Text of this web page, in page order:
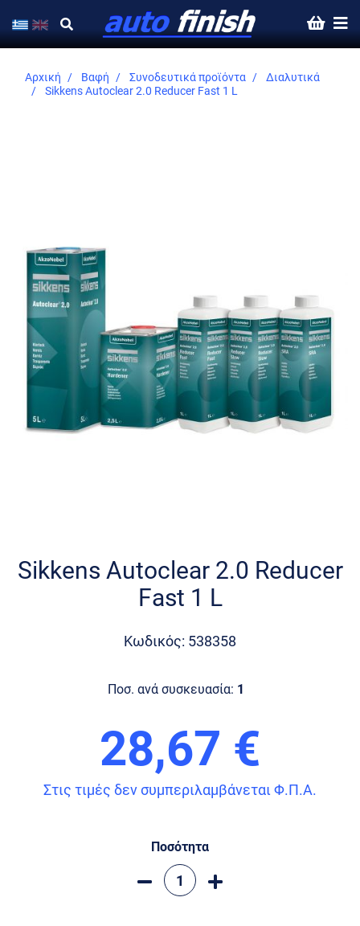
Αρχική Βαφή Συνοδευτικά προϊόντα
Διαλυτικά
Sikkens Autoclear 2.0 Reducer Fast 1 L
images
gallery
beginning
Sikkens Autoclear 2.0 Reducer
Fast 1 L
Κωδικός: 538358
Ποσ. ανά συσκευασία: 1
28,67 €
Στις τιμές δεν συμπεριλαμβάνεται Φ.Π.Α.
Ποσότητα